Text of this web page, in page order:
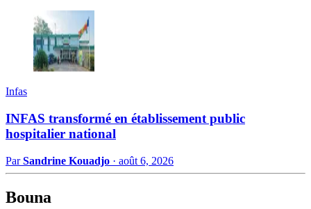
Infas
INFAS transformé en établissement public
hospitalier national
ParSandrine Kouadjo · août 6, 2026
Bouna